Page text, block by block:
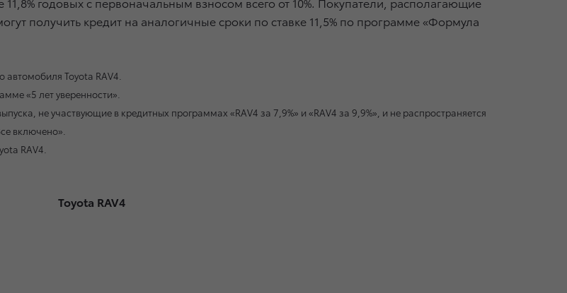
получить кредит на аналогичные сроки по ставке 11,5% по программе «Формула
Toyota RAV4.
«5 лет уверенности».
не участвующие в кредитных программах «RAV4 за 7,9%» и «RAV4 за 9,9%», и не распространяется
включено».
RAV4.
Toyota RAV4